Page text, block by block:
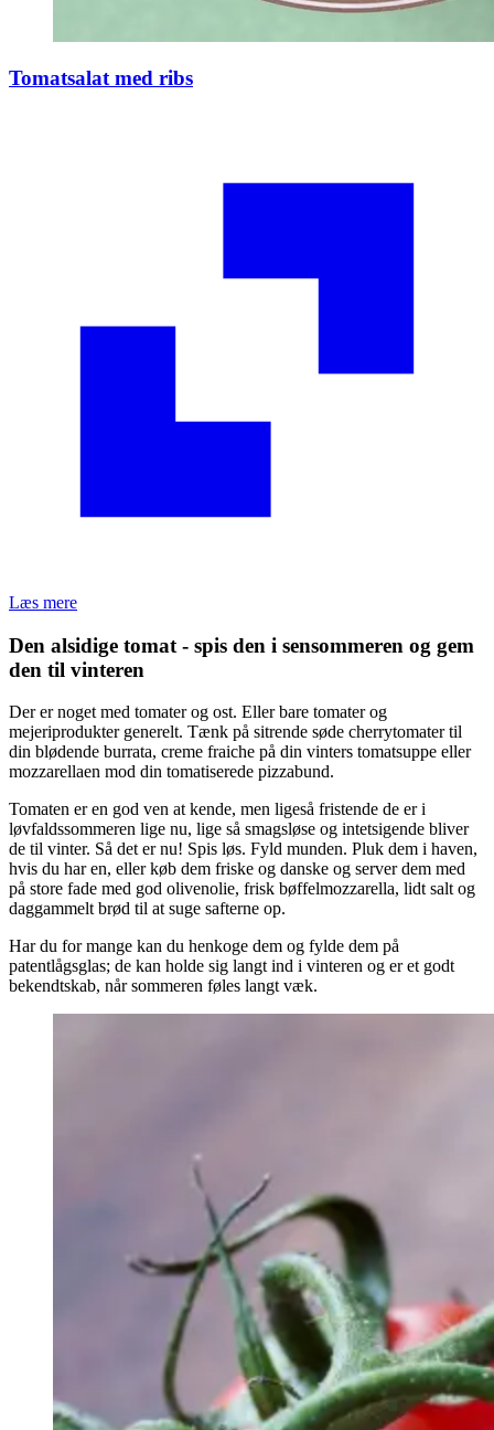
Tomatsalat med ribs
Læs mere
Den alsidige tomat - spis den i sensommeren og gem
den til vinteren
Der er noget med tomater og ost. Eller bare tomater og
mejeriprodukter generelt. Tænk på sitrende søde cherrytomater til
din blødende burrata, creme fraiche på din vinters tomatsuppe eller
mozzarellaen mod din tomatiserede pizzabund.
Tomaten er en god ven at kende, men ligeså fristende de er i
løvfaldssommeren lige nu, lige så smagsløse og intetsigende bliver
de til vinter. Så det er nu! Spis løs. Fyld munden. Pluk dem i haven,
hvis du har en, eller køb dem friske og danske og server dem med
på store fade med god olivenolie, frisk bøffelmozzarella, lidt salt og
daggammelt brød til at suge safterne op.
Har du for mange kan du henkoge dem og fylde dem på
patentlågsglas; de kan holde sig langt ind i vinteren og er et godt
bekendtskab, når sommeren føles langt væk.